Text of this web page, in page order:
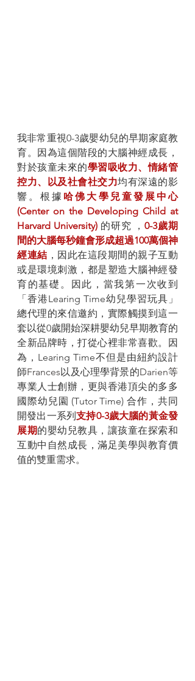
我非常重視0-3歲嬰幼兒的早期家庭教
育。因為這個階段的大腦神經成長，
對於孩童未來的學習吸收力、情緒管
控力、以及社會社交力均有深遠的影
響。根據 哈佛大學兒童發展中心
(Center on the Developing Child at
Harvard University) 的研究 ，0-3歲期
間的大腦每秒鐘會形成超過100萬個神
經連結 ，因此在這段期間的親子互動
或是環境刺激，都是塑造大腦神經發
育的基礎。因此，當我第一次收到
「香港Learing Time幼兒學習玩具」
總代理的來信邀約，實際觸摸到這一
套以從0歲開始深耕嬰幼兒早期教育的
全新品牌時，打從心裡非常喜歡。因
為，Learing Time不但是由紐約設計
師Frances以及心理學背景的Darien等
專業人士創辦，更與香港頂尖的多多
國際幼兒園 (Tutor Time) 合作，共同
開發出一系列支持0-3歲大腦的黃金發
展期的嬰幼兒教具，讓孩童在探索和
互動中自然成長，滿足美學與教育價
值的雙重需求。